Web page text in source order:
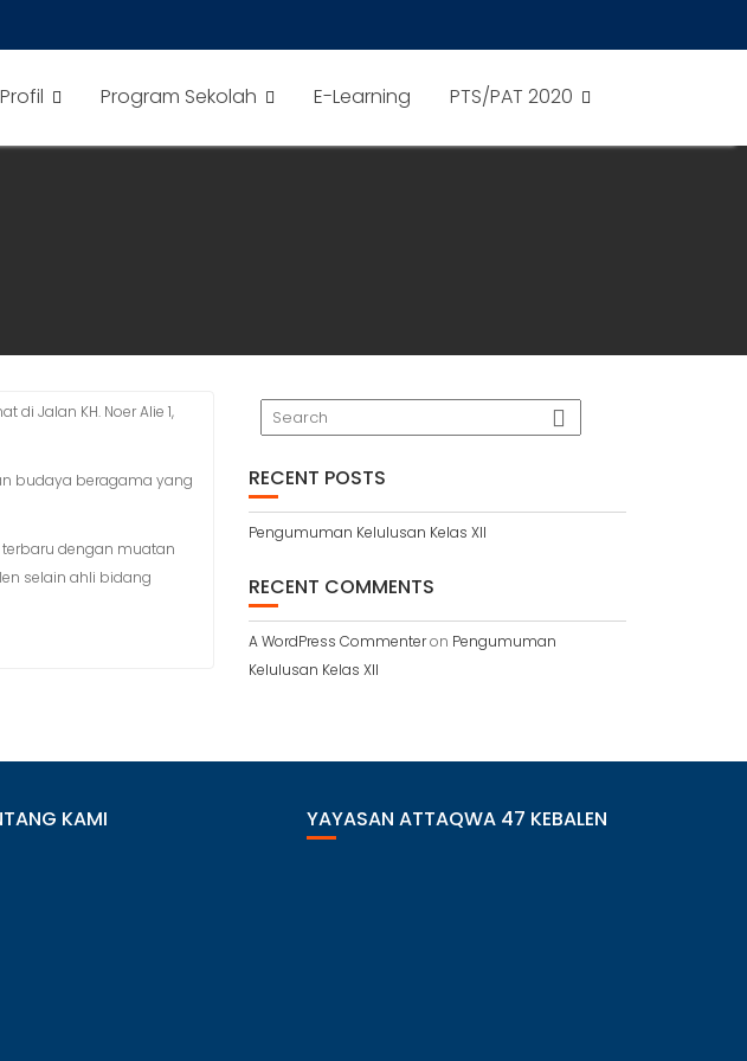
Profil Program Sekolah E-Learning PTS/PAT 2020
Jalan KH. Noer Alie 1,
budaya beragama yang
terbaru dengan muatan
selain ahli bidang
RECENT POSTS
Pengumuman Kelulusan Kelas XII
RECENT COMMENTS
A WordPress Commenteron Pengumuman
Kelulusan Kelas XII
KAMI YAYASAN ATTAQWA 47 KEBALEN